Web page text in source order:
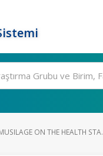
ON THE HEALTH